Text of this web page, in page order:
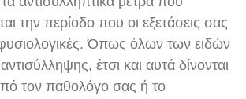
την περίοδο που οι εξετάσεις σας
φυσιολογικές. Όπως όλων των ειδών
έτσι και αυτά δίνονται
τον παθολόγο σας ή το